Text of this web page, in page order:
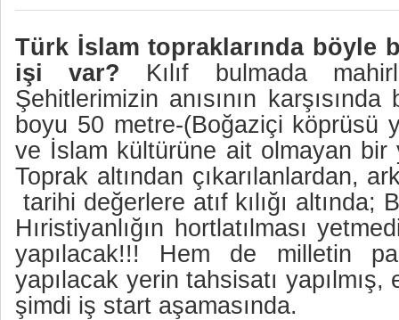
Türk İslam topraklarında böyle
işi var? Kılıf bulmada
Şehitlerimizin anısının
boyu 50 metre-(Boğaziçi köprüsü
ve İslam kültürüne ait olmayan bir
Toprak altından çıkarılanlardan,
tarihi değerlere atıf kılığı altında;
Hıristiyanlığın hortlatılması
yapılacak!!! Hem de milletin
yapılacak yerin tahsisatı
şimdi iş start aşamasında.